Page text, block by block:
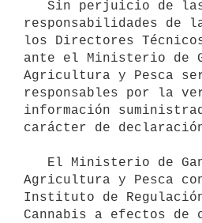
responsabilidades de
los Directores
ante el Ministerio de
Agricultura y Pesca
responsables por la
información
carácter de
Agricultura y Pesca
Instituto de
Cannabis a efectos de